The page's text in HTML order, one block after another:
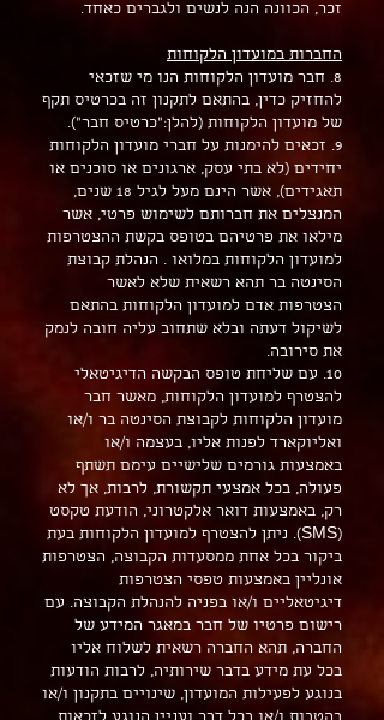
זכר, הכוונה הנה לנשים ולגברים כאחד.
החברות במועדון הלקוחות
8. חבר מועדון הלקוחות הנו מי שזכאי
להחזיק כדין, בהתאם לתקנון זה בכרטיס תקף
של מועדון הלקוחות (להלן:"כרטיס חבר").
9. זכאים להימנות על חברי מועדון הלקוחות
יחידים (לא בתי עסק, ארגונים או סוכנים או
תאגידים), אשר הינם מעל לגיל 18 שנים,
המנצלים את חברותם לשימוש פרטי, אשר
מילאו את פרטיהם בטופס בקשת ההצטרפות
למועדון הלקוחות במלואו . הנהלת קבוצת
הסינטה בר תהא רשאית שלא לאשר
הצטרפות אדם למועדון הלקוחות בהתאם
לשיקול דעתה ובלא שתחוב עליה חובה לנמק
את סירובה.
10. עם שליחת טופס הבקשה הדיגיטאלי
להצטרף למועדון הלקוחות, מאשר חבר
מועדון הלקוחות לקבוצת הסינטה בר ו/או
ואליוקארד לפנות אליו, בעצמה ו/או
באמצעות גורמים שלישיים עימם תשתף
פעולה, בכל אמצעי תקשורת, לרבות, אך לא
רק, באמצעות דואר אלקטרוני, הודעת טקסט
(SMS). ניתן להצטרף למועדון הלקוחות בעת
ביקור בכל אחת ממסעדות הקבוצה, הצטרפות
אונליין באמצעות טפסי הצטרפות
דיגיטאליים ו/או בפניה להנהלת הקבוצה. עם
רישום פרטיו של חבר במאגר המידע של
החברה, תהא החברה רשאית לשלוח אליו
בכל עת מידע בדבר שירותיה, לרבות הודעות
בנוגע לפעילות המועדון, שינויים בתקנון ו/או